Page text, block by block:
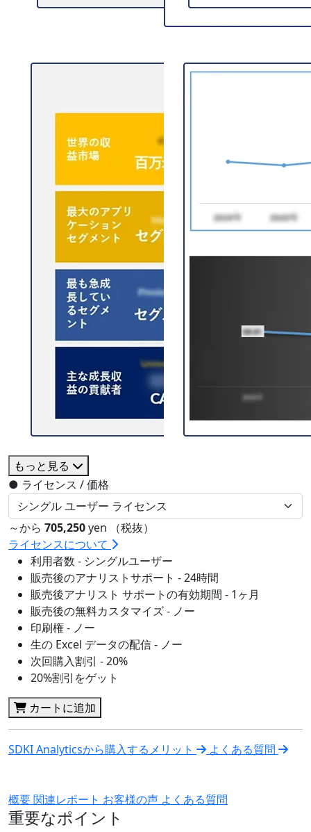
もっと見る
● ライセンス / 価格
～から 705,250yen （税抜）
ライセンスについて
利用者数 - シングルユーザー
販売後のアナリストサポート - 24時間
販売後アナリスト サポートの有効期間 - 1ヶ月
販売後の無料カスタマイズ - ノー
印刷権 - ノー
生の Excel データの配信 - ノー
次回購入割引 - 20%
20%割引をゲット
カートに追加
SDKI Analyticsから購入するメリット よくある質問
概要関連レポート お客様の声 よくある質問
重要なポイント